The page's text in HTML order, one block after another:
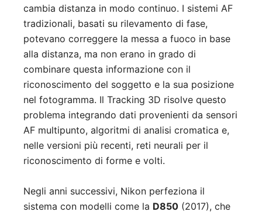
cambia distanza in modo continuo. I sistemi AF
tradizionali, basati su rilevamento di fase,
potevano correggere la messa a fuoco in base
alla distanza, ma non erano in grado di
combinare questa informazione con il
riconoscimento del soggetto e la sua posizione
nel fotogramma. Il Tracking 3D risolve questo
problema integrando dati provenienti da sensori
AF multipunto, algoritmi di analisi cromatica e,
nelle versioni più recenti, reti neurali per il
riconoscimento di forme e volti.
Negli anni successivi, Nikon perfeziona il
sistema con modelli come la D850 (2017), che